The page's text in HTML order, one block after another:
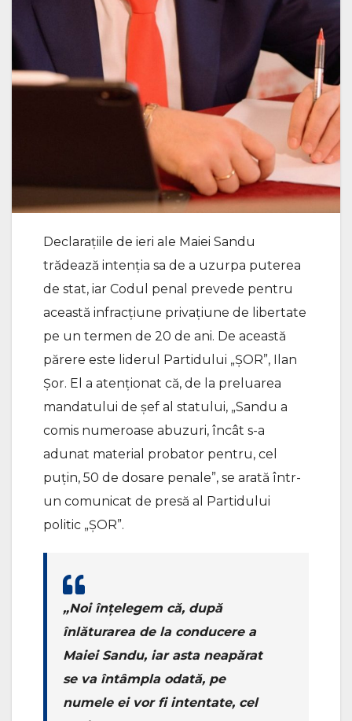
Declarațiile de ieri ale Maiei Sandu
trădează intenția sa de a uzurpa puterea
de stat, iar Codul penal prevede pentru
această infracțiune privațiune de libertate
pe un termen de 20 de ani. De această
părere este liderul Partidului „ȘOR”, Ilan
Șor. El a atenționat că, de la preluarea
mandatului de șef al statului, „Sandu a
comis numeroase abuzuri, încât s-a
adunat material probator pentru, cel
puțin, 50 de dosare penale”, se arată într-
un comunicat de presă al Partidului
politic „ȘOR”.
„Noi înțelegem că, după
înlăturarea de la conducere a
Maiei Sandu, iar asta neapărat
se va întâmpla odată, pe
numele ei vor fi intentate, cel